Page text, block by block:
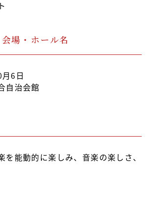
場・ホール名
6日
自治会館
を能動的に楽しみ、音楽の楽しさ、